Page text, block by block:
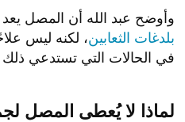
وأوضح عبد الله أن المصل
بلدغات الثعابين، لكنه ليس
في الحالات التي تستدعي ذلك
لماذا لا يُعطى المصل